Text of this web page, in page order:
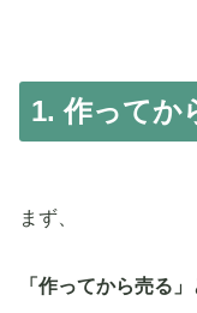
1. 作ってか
まず、
「作ってから売る